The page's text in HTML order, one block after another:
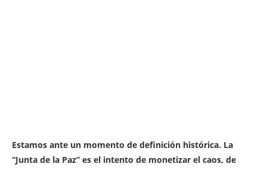
Estamos ante un momento de definición histórica. La
“Junta de la Paz” es el intento de monetizar el caos, de